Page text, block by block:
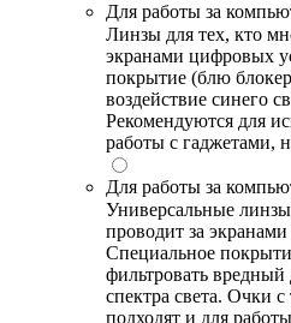
Для работы за
Линзы для тех, кто
экранами цифровых
покрытие (блю
воздействие синего
Рекомендуются для
работы с гаджетами,
Для работы за
Универсальные
проводит за
Специальное
фильтровать вредный
спектра света. Очки
подходят и для